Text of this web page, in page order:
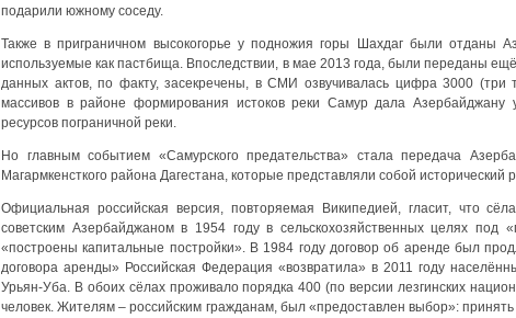
подарили южному соседу.
Также в приграничном высокогорье у подножия горы Шахдаг были отданы
используемые как пастбища. Впоследствии, в мае 2013 года, были переданы
данных актов, по факту, засекречены, в СМИ озвучивалась цифра 3000 (три
массивов в районе формирования истоков реки Самур дала
ресурсов пограничной реки.
Но главным событием «Самурского предательства» стала передача
Магармкенсткого района Дагестана, которые представляли собой
Официальная российская версия, повторяемая Википедией, гласит, что
советским Азербайджаном в 1954 году в сельскохозяйственных целях
«построены капитальные постройки». В 1984 году договор об аренде был
договора аренды» Российская Федерация «возвратила» в 2011 году
Урьян-Уба. В обоих сёлах проживало порядка 400 (по версии лезгинских
человек. Жителям – российским гражданам, был «предоставлен выбор»: